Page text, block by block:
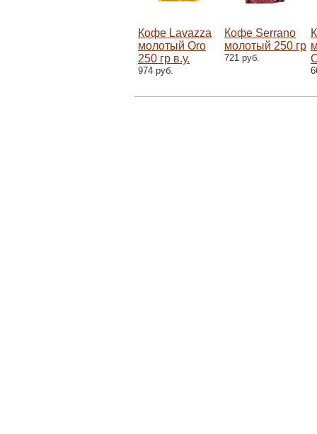
Кофе Lavazza
молотый Oro
250 гр в.у.
974 руб.
Кофе Serrano
молотый 250 гр
721 руб.